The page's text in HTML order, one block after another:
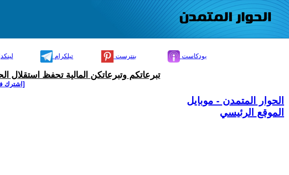
تيلكرام بنترست بودكاست
تبرعاتكم وتبرعاتكن المالية تحفظ استقلال
[اشترك
الحوار المتمدن - موبايل
الموقع الرئيسي